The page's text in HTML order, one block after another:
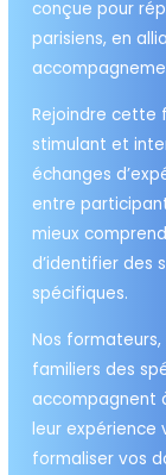
conçue pour
parisiens, en
Rejoindre cette
stimulant et
échanges
entre
mieux
d’identifier des
spécifiques.
Nos
familiers des
accompagnent
leur expérience
formaliser vos